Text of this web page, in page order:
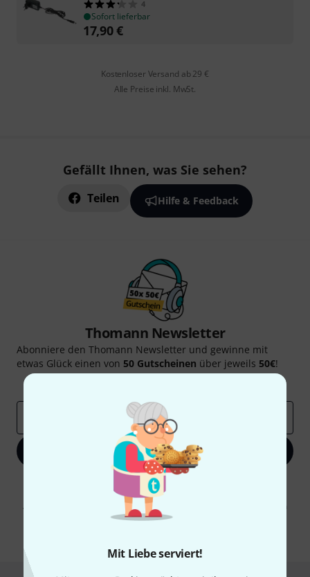
Mit Liebe serviert!
4
Sofort lieferbar
17,90€
Kostenloser Versand ab 29 €
Alle Preise inkl. MwSt.
Gefällt Ihnen, was Sie sehen?
Teilen Hilfe & Feedback
Thomann Newsletter
Abonniere den Thomann Newsletter und gewinne mit
etwas Glück einen von 50 Gutscheinen über jeweils 50€!
Thomann Insights
Jetzt anmelden
Mit Klick auf „Jetzt anmelden“ stimmen Sie dem Erhalt von E-Mail-
Werbung und einer Messung des E-Mail-Nutzungsverhaltens zu. Die
Abmeldung ist jederzeit möglich. Weitere Informationen finden Sie in
unserenDatenschutzhinweisen